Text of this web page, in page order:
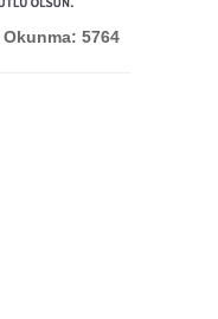
5764